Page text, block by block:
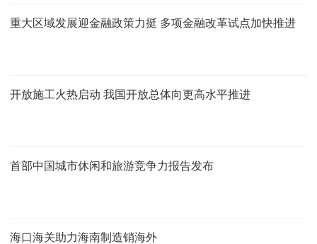
重大区域发展迎金融政策力挺 多项金融改革试点加快推进
开放施工火热启动 我国开放总体向更高水平推进
首部中国城市休闲和旅游竞争力报告发布
海口海关助力海南制造销海外